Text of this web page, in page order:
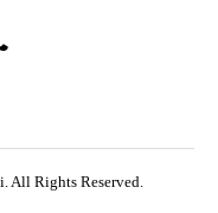
All Rights Reserved.